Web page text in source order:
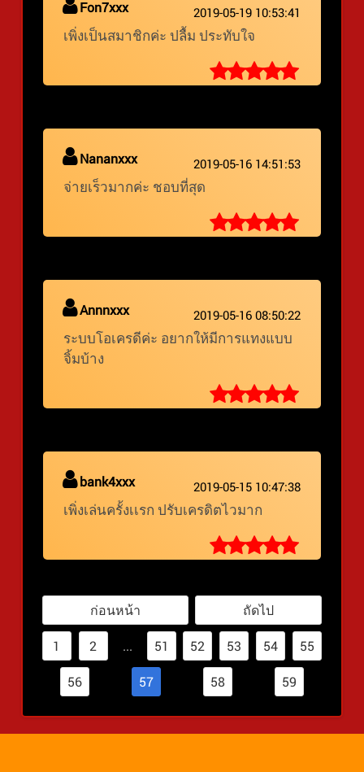
Fon7xxx 2019-05-19 10:53:41
เพิ่งเป็นสมาชิกค่ะ ปลื้ม ประทับใจ
Nananxxx 2019-05-16 14:51:53
จ่ายเร็วมากค่ะ ชอบที่สุด
Annnxxx 2019-05-16 08:50:22
ระบบโอเครดีค่ะ อยากให้มีการแทงแบบ
จิ้มบ้าง
bank4xxx 2019-05-15 10:47:38
เพิ่งเล่นครั้งเเรก ปรับเครดิตไวมาก
ก่อนหน้า ถัดไป
1 2 ... 51 52 53 54 55
56 57 58 59